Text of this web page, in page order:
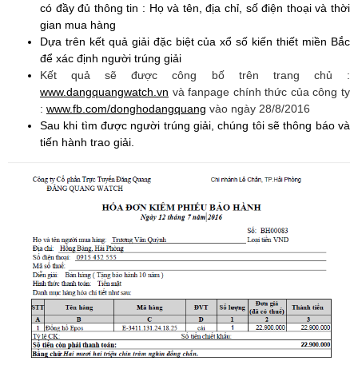
có đầy đủ thông tin : Họ và tên, địa chỉ, số điện thoại và thời
gian mua hàng
Dựa trên kết quả giải đặc biệt của xổ số kiến thiết miền Bắc
để xác định người trúng giải
Kết quả sẽ được công bố trên trang chủ :
www.dangquangwatch.vn và fanpage chính thức của công ty
: www.fb.com/donghodangquang vào ngày 28/8/2016
Sau khi tìm được người trúng giải, chúng tôi sẽ thông báo và
tiến hành trao giải.